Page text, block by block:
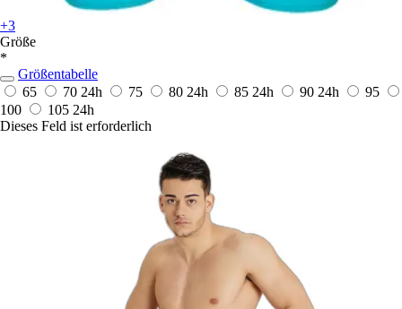
+3
Größe
*
Größentabelle
65
70 24h 75 80 24h 85 24h 90 24h
95
100
105 24h
Dieses Feld ist erforderlich